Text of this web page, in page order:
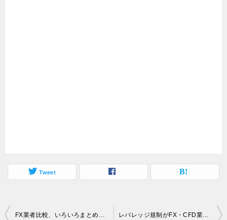
Tweet
投
FX業者比較、いろいろまとめてみました レバレッジ規制がFX・CFD業界の首を絞めている